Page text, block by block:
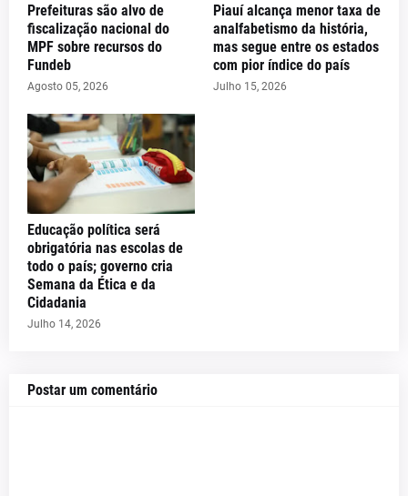
Prefeituras são alvo de
fiscalização nacional do
MPF sobre recursos do
Fundeb
Agosto 05, 2026
Piauí alcança menor taxa de
analfabetismo da história,
mas segue entre os estados
com pior índice do país
Julho 15, 2026
Educação política será
obrigatória nas escolas de
todo o país; governo cria
Semana da Ética e da
Cidadania
Julho 14, 2026
Postar um comentário